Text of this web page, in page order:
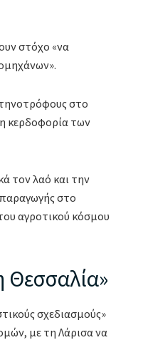
στόχο «να
στο
η κερδοφορία των
τον λαό και την
στο
αγροτικού κόσμου
Θεσσαλία»
σχεδιασμούς»
με τη Λάρισα να